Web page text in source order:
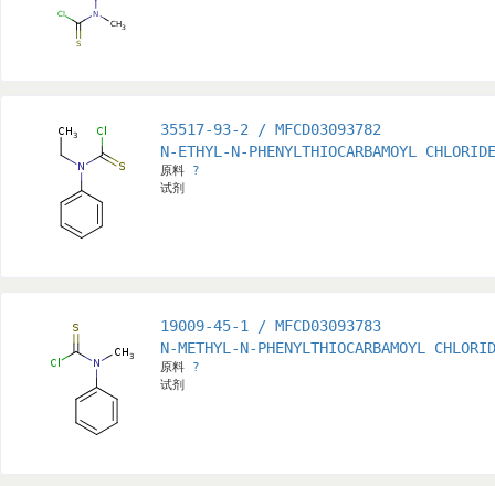
35517-93-2 / MFCD03093782
N-ETHYL-N-PHENYLTHIOCARBAMOYL CHLORIDE
原料 ?
试剂
19009-45-1 / MFCD03093783
N-METHYL-N-PHENYLTHIOCARBAMOYL
原料 ?
试剂